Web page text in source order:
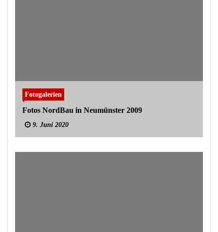
Fotogalerien
Fotos NordBau in Neumünster 2009
9. Juni 2020